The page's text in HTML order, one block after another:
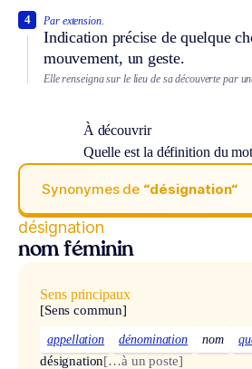
Par extension.
Indication précise de quelque
mouvement, un geste.
4
Elle renseigna sur le lieu de sa découverte par
À découvrir
Quelle est la définition du
Synonymes de “désignation“
désignation
nom féminin
Sens principaux
[Sens commun]
appellation dénomination nom
désignation[…à un poste]